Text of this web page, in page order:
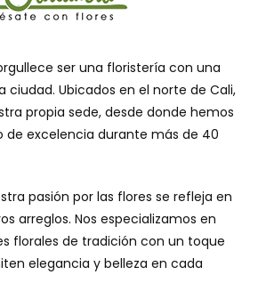
ser una floristería con una
ciudad. Ubicados en el norte de Cali,
propia sede, desde donde hemos
de excelencia durante más de 40
pasión por las flores se refleja en
arreglos. Nos especializamos en
florales de tradición con un toque
elegancia y belleza en cada